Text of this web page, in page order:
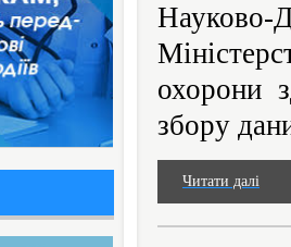
охорони
збору
Читати далі